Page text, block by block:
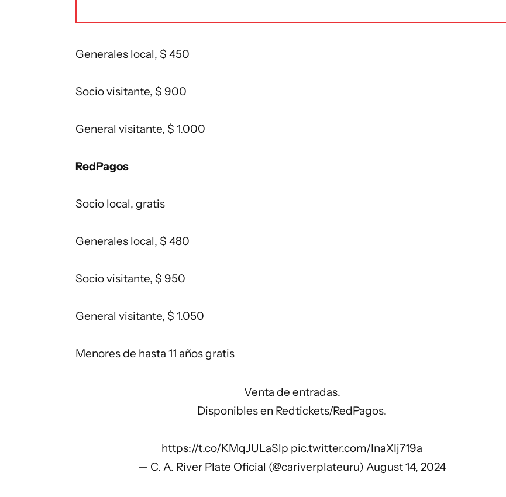
Generales local, $ 450
Socio visitante, $ 900
General visitante, $ 1.000
RedPagos
Socio local, gratis
Generales local, $ 480
Socio visitante, $ 950
General visitante, $ 1.050
Menores de hasta 11 años gratis
Venta de entradas.
Disponibles en Redtickets/RedPagos.
https://t.co/KMqJULaSlp pic.twitter.com/InaXIj719a
— C. A. River Plate Oficial (@cariverplateuru)August 14, 2024